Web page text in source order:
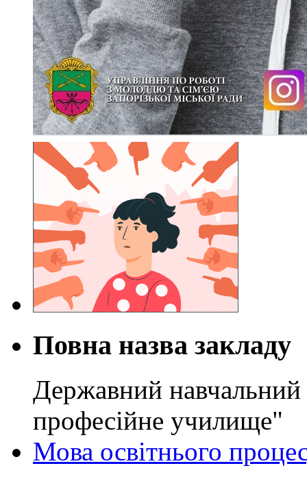
Повна назва закладу
Державний навчальний
професійне училище"
Мова освітнього